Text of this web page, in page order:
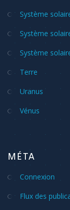
Système
Système
Système
Terre
Uranus
Vénus
MÉTA
Connexion
Flux des